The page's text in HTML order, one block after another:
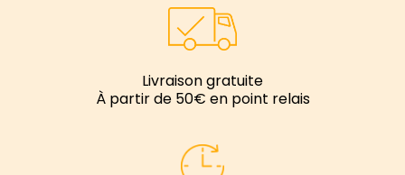
Livraison gratuite
À partir de 50€ en point relais